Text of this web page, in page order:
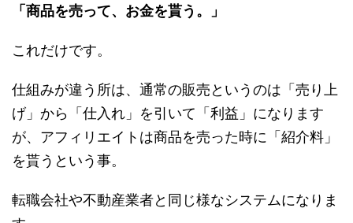
「商品を売って、お金を貰う。」
これだけです。
仕組みが違う所は、通常の販売というのは「売り上
げ」から「仕入れ」を引いて「利益」になります
が、アフィリエイトは商品を売った時に「紹介料」
を貰うという事。
転職会社や不動産業者と同じ様なシステムになりま